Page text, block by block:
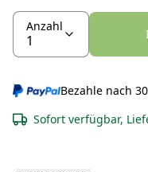
Anzahl
Bezahle nach
Sofort verfügbar,